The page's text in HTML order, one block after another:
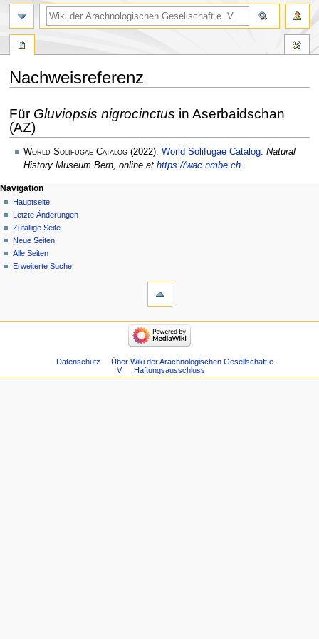
Nachweisreferenz
Navigation
springen
Suche
springen
Für Gluviopsis nigrocinctus in Aserbaidschan
(AZ)
World Solifugae Catalog (2022): World Solifugae Catalog. Natural
History Museum Bern, online at https://wac.nmbe.ch.
Navigation
Hauptseite
Letzte Änderungen
Zufällige Seite
Neue Seiten
Alle Seiten
Erweiterte Suche
Datenschutz
Über Wiki der Arachnologischen Gesellschaft e.
V.
Haftungsausschluss